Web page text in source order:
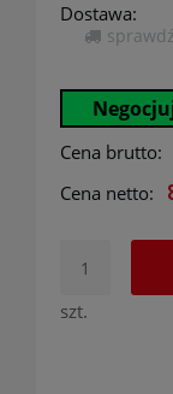
Dostawa:
Cena nie
Cena brutto:
Cena netto:
szt.